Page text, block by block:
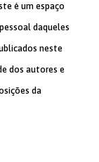
é um espaço
daqueles
neste
dos autores e
da